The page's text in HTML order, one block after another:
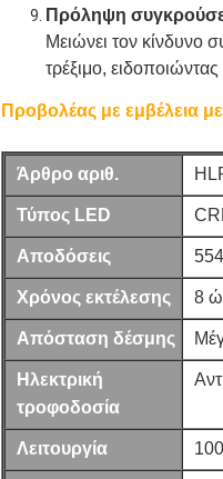
Πρόληψη
Μειώνει τον κίνδυνο
τρέξιμο,
Προβολέας με εμβέλεια
Άρθρο αριθ.
Τύπος LED
Αποδόσεις
Χρόνος εκτέλεσης 8
Απόσταση δέσμης
Ηλεκτρική
τροφοδοσία
Λειτουργία